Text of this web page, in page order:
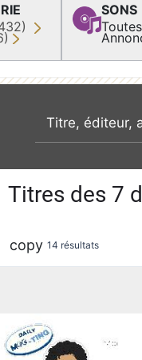
SONS
recherche par
Titres des 7
copy 14 résultats